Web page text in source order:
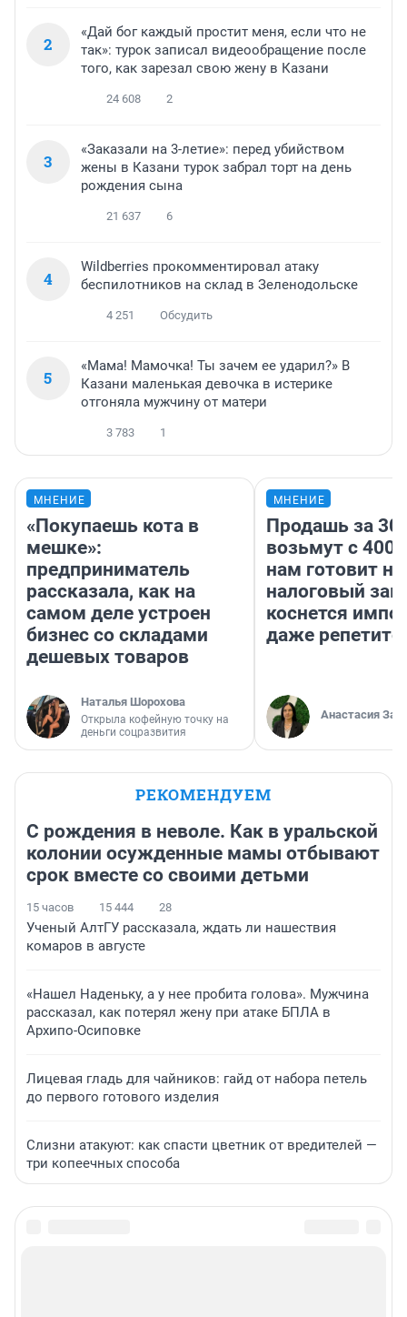
2
«Дай бог каждый простит меня, если что не
так»: турок записал видеообращение после
того, как зарезал свою жену в Казани
24 608 2
3
«Заказали на 3-летие»: перед убийством
жены в Казани турок забрал торт на день
рождения сына
21 637 6
4
Wildberries прокомментировал атаку
беспилотников на склад в Зеленодольске
4 251 Обсудить
5
«Мама! Мамочка! Ты зачем ее ударил?» В
Казани маленькая девочка в истерике
отгоняла мужчину от матери
3 783 1
МНЕНИЕ
«Покупаешь кота в
мешке»:
предприниматель
рассказала, как на
самом деле устроен
бизнес со складами
дешевых товаров
Наталья Шорохова
Открыла кофейную точку на
деньги соцразвития
МНЕНИЕ
Продашь за
возьмут с
нам готовит
налоговый
коснется
даже
Анастасия
РЕКОМЕНДУЕМ
С рождения в неволе. Как в уральской
колонии осужденные мамы отбывают
срок вместе со своими детьми
15 часов 15 444 28
Ученый АлтГУ рассказала, ждать ли нашествия
комаров в августе
«Нашел Наденьку, а у нее пробита голова». Мужчина
рассказал, как потерял жену при атаке БПЛА в
Архипо-Осиповке
Лицевая гладь для чайников: гайд от набора петель
до первого готового изделия
Слизни атакуют: как спасти цветник от вредителей —
три копеечных способа